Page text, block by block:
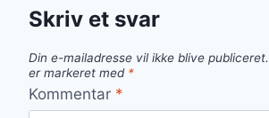
Skriv et svar
Din e-mailadresse vil ikke blive publiceret.
er markeret med *
Kommentar *